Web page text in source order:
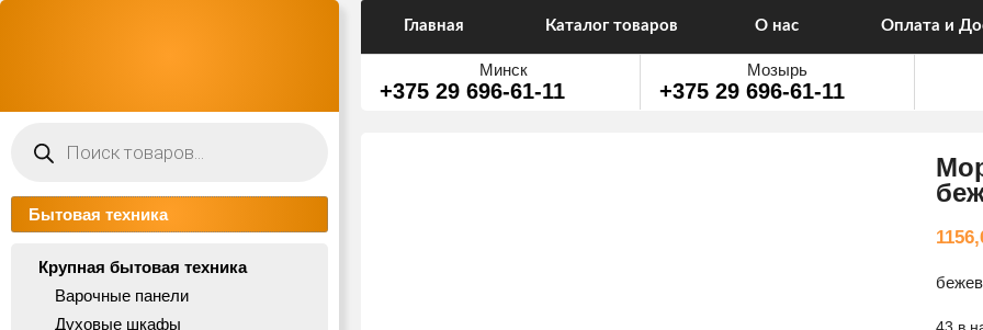
товаров
Бытовая техника
Крупная бытовая техника
Варочные панели
Духовые шкафы
Главная Каталог товаров О нас Оплата и
Минск
+375 29 696-61-11
Мозырь
+375 29 696-61-11